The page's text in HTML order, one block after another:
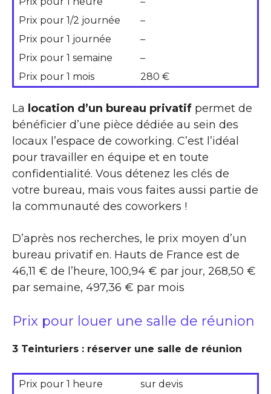
Prix pour 1/2 journée
–
Prix pour 1 journée
–
Prix pour 1 semaine
–
Prix pour 1 mois
280 €
La location d’un bureau privatif permet de
bénéficier d’une pièce dédiée au sein des
locaux l’espace de coworking. C’est l’idéal
pour travailler en équipe et en toute
confidentialité. Vous détenez les clés de
votre bureau, mais vous faites aussi partie de
la communauté des coworkers !
D’après nos recherches, le prix moyen d’un
bureau privatif en. Hauts de France est de
46,11 € de l’heure, 100,94 € par jour, 268,50 €
par semaine, 497,36 € par mois
Prix pour louer une salle de réunion
3 Teinturiers : réserver une salle de réunion
Prix pour 1 heure
sur devis